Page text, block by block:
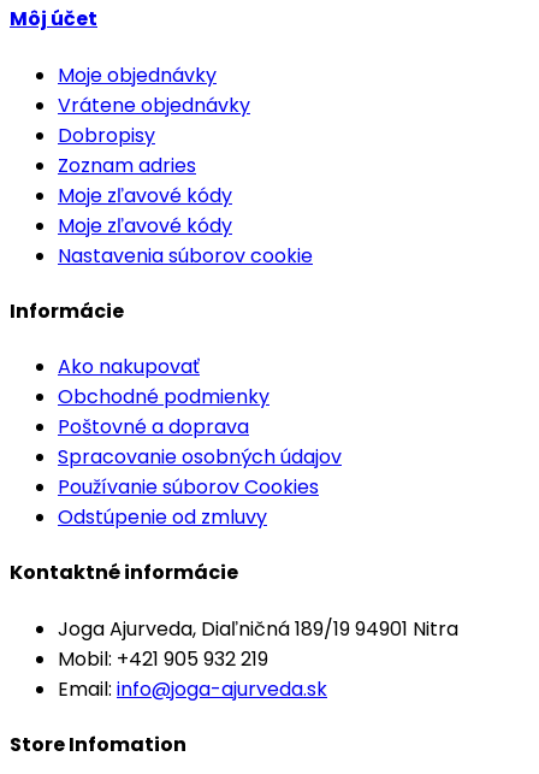
Môj účet
Moje objednávky
Vrátene objednávky
Dobropisy
Zoznam adries
Moje zľavové kódy
Moje zľavové kódy
Nastavenia súborov cookie
Informácie
Ako nakupovať
Obchodné podmienky
Poštovné a doprava
Spracovanie osobných údajov
Používanie súborov Cookies
Odstúpenie od zmluvy
Kontaktné informácie
Joga Ajurveda, Diaľničná 189/19 94901 Nitra
Mobil: +421 905 932 219
Email: info@joga-ajurveda.sk
Store Infomation